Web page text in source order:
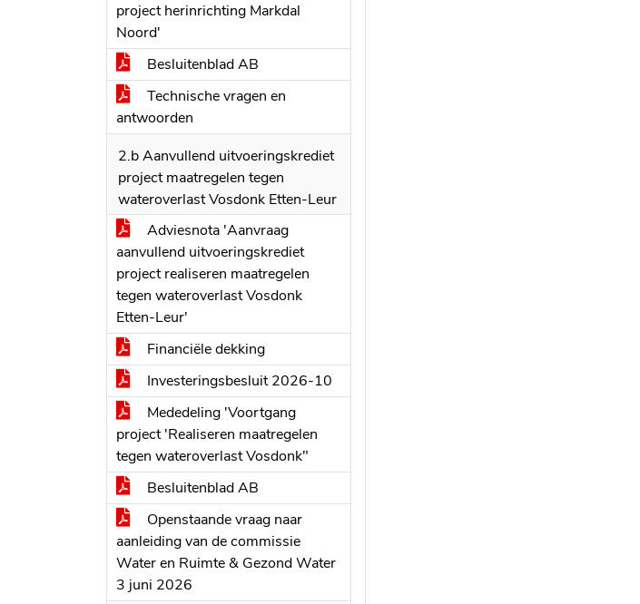
project herinrichting Markdal
Noord'
Besluitenblad AB
Technische vragen en
antwoorden
2.b Aanvullend uitvoeringskrediet
project maatregelen tegen
wateroverlast Vosdonk Etten-Leur
Adviesnota 'Aanvraag
aanvullend uitvoeringskrediet
project realiseren maatregelen
tegen wateroverlast Vosdonk
Etten-Leur'
Financiële dekking
Investeringsbesluit 2026-10
Mededeling 'Voortgang
project 'Realiseren maatregelen
tegen wateroverlast Vosdonk"
Besluitenblad AB
Openstaande vraag naar
aanleiding van de commissie
Water en Ruimte & Gezond Water
3 juni 2026